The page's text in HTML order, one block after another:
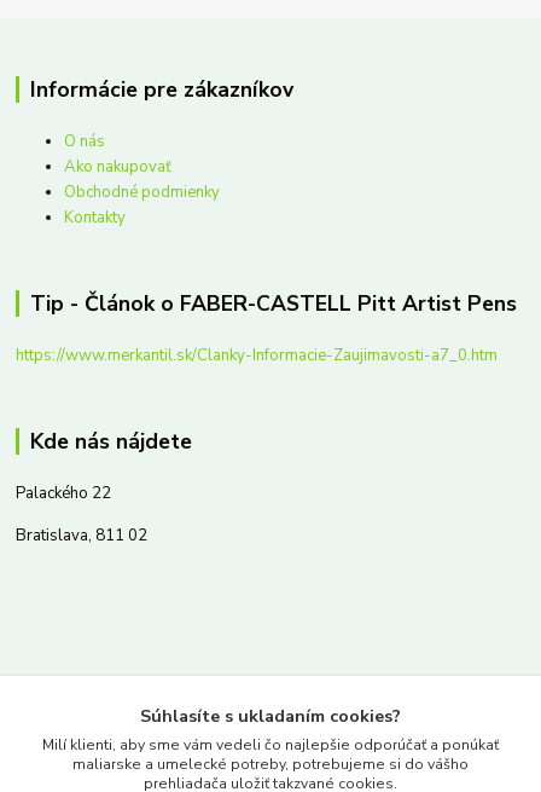
Informácie pre zákazníkov
O nás
Ako nakupovať
Obchodné podmienky
Kontakty
Tip - Článok o FABER-CASTELL Pitt Artist Pens
https://www.merkantil.sk/Clanky-Informacie-Zaujimavosti-a7_0.htm
Kde nás nájdete
Palackého 22
Bratislava, 811 02
www.merkantil.sk
Súhlasíte s ukladaním cookies?
Milí klienti, aby sme vám vedeli čo najlepšie odporúčať a ponúkať
maliarske a umelecké potreby, potrebujeme si do vášho
prehliadača uložiť takzvané cookies.